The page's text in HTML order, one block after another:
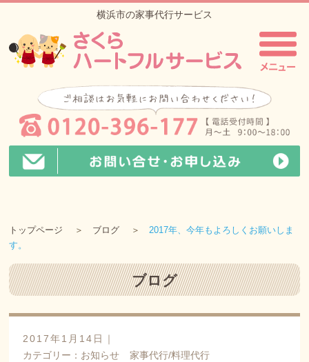
横浜市の家事代行サービス
トップページ ブログ
2017年、今年もよろしくお願いしま
す。
ブログ
2017年1月14日｜
カテゴリー： お知らせ 家事代行/料理代行